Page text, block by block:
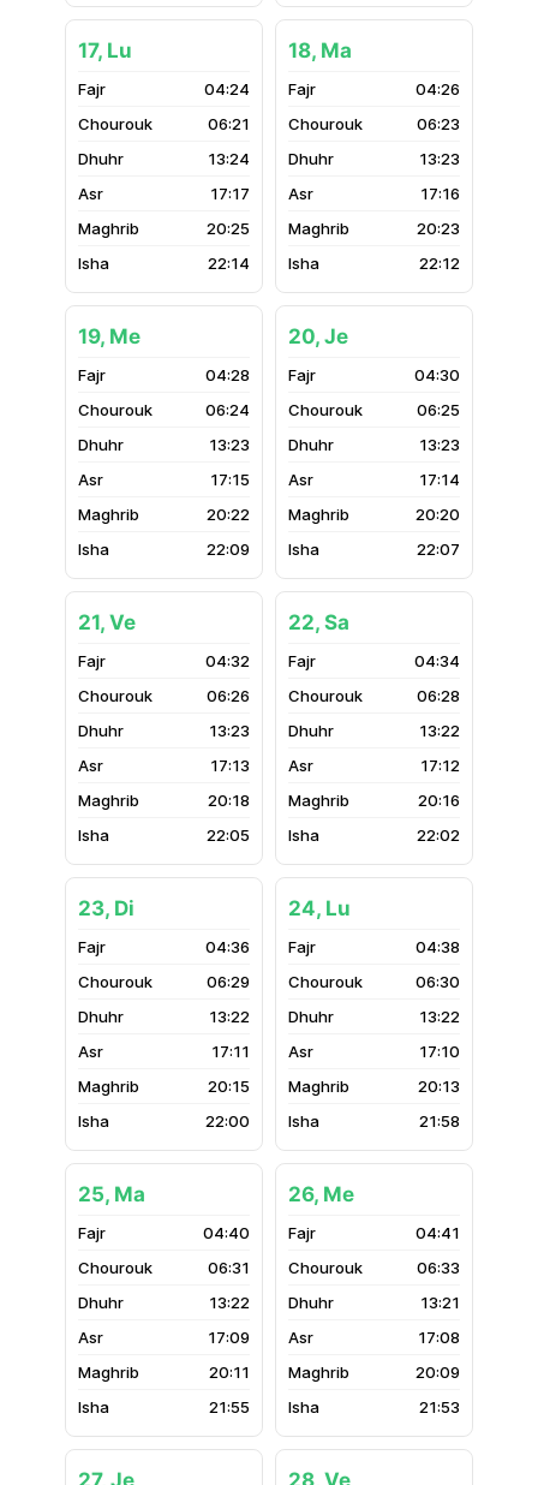
17, Lu
04:24
06:21
13:24
17:17
20:25
22:14
18, Ma
04:26
06:23
13:23
17:16
20:23
22:12
19, Me
04:28
06:24
13:23
17:15
20:22
22:09
20, Je
04:30
06:25
13:23
17:14
20:20
22:07
21, Ve
04:32
06:26
13:23
17:13
20:18
22:05
22, Sa
04:34
06:28
13:22
17:12
20:16
22:02
23, Di
04:36
06:29
13:22
17:11
20:15
22:00
24, Lu
04:38
06:30
13:22
17:10
20:13
21:58
25, Ma
04:40
06:31
13:22
17:09
20:11
21:55
26, Me
04:41
06:33
13:21
17:08
20:09
21:53
27, Je 28, Ve